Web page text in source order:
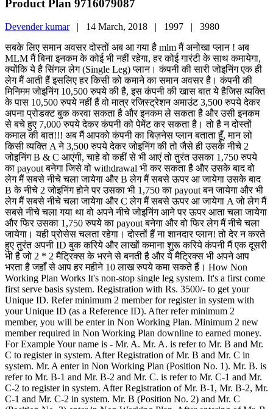
Product Plan 9716079087
Devender kumar| 14 March, 2018 | 1997 | 3980
सबके लिए समान अवसर दोस्तों अब आ गया है mlm मैं अनोखा प्लान ! अब
MLM मैं बिना इनकम के कोई भी नहीं रहेगा, हर कोई गारंटी के साथ कमायेगा,
क्योंकि ये है सिंगल लेग (Single Leg) प्लान। कंपनी की सारी जोइनिंग एक ही
लेग मैं आती हैं इसलिए हर किसी को कमाने का समान अवसर है। कंपनी की
मिनिमम जोइनिंग 10,500 रुपये की है, इस कंपनी की खास बात ये हैजिस व्यक्ति
के पास 10,500 रुपये नहीं हैं वो मात्र रजिस्ट्रेशन अमाउंट 3,500 रुपये देकर
अपना प्रोडक्ट बुक करवा सकता है और इनकम ले सकता है और उसी इनकम
से बचे हुए 7,000 रुपये देकर कंपनी को पेमेंट कर सकता है। तो है न दोस्तों
कमाल की बात!!! अब मैं आपको कंपनी का बिज़नेस प्लान बताता हूँ, मान लो
किसी व्यक्ति A ने 3,500 रुपये देकर जोइनिंग की तो जैसे ही उसके नीचे 2
जोइनिंग B & C आएंगी, चाहे वो कहीं से भी आएं तो तुरंत उसका 1,750 रुपये
का payout बनेगा जिसे वो withdrawal भी कर सकता है और उसके बाद वो
लेग मैं सबसे नीचे चला जायेगा और B लेग मैं सबसे ऊपर आ जायेगा उसके बाद
B के नीचे 2 जोइनिंग होने पर उसका भी 1,750 का payout बन जायेगा और भी
लेग मैं सबसे नीचे चला जायेगा और C लेग मैं सबसे ऊपर आ जायेगा A जो लेग मैं
सबसे नीचे चला गया था वो अपने नीचे जोइनिंग आने पर ऊपर आता चला जायेगा
और फिर उसका 1,750 रुपये का payout बनेगा और वो फिर लेग मैं नीचे चला
जायेगा। यही प्रोसेस चलता रहेगा। दोस्तों हैं ना शानदार प्लान! तो देर न करते
हुए तुरंत अपनी ID बुक करिये और लाखों कमाना शुरू करिये कंपनी मैं एक दूसरी
भी है जो 2 * 2 मैट्रिक्स के भरने से बनती है और ये मैट्रिक्स भी अपने आप
भरता है जहाँ से आप हर महीने 10 लाख रुपये कमा सकते हैं। How Non
Working Plan Works It's non-stop single leg system. It's a first come
first serve basis system. Registration with Rs. 3500/- to get your
Unique ID. Refer minimum 2 member for register in system with
your Unique ID (as a Reference ID). After refer minimum 2
member, you will be enter in Non Working Plan. Minimum 2 new
member required in Non Working Plan downline to earned money.
For Example Your name is - Mr. A. Mr. A. is refer to Mr. B and Mr.
C to register in system. After Registration of Mr. B and Mr. C in
system. Mr. A enter in Non Working Plan (Position No. 1). Mr. B. is
refer to Mr. B-1 and Mr. B-2 and Mr. C. is refer to Mr. C-1 and Mr.
C-2 to register in system. After Registration of Mr. B-1, Mr. B-2, Mr.
C-1 and Mr. C-2 in system. Mr. B (Position No. 2) and Mr. C